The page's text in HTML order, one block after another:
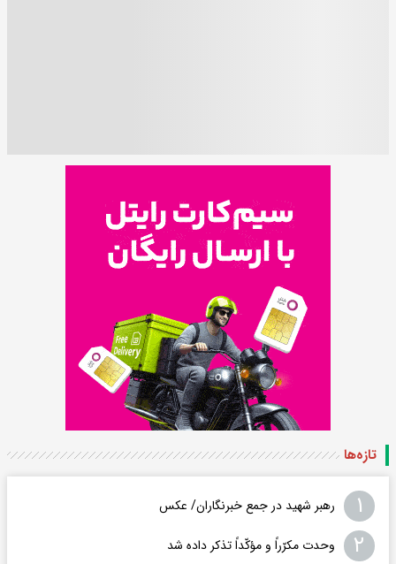
تازه‌ها
۱ رهبر شهید در جمع خبرنگاران/ عکس
۲ وحدت مکرّراً و مؤکّداً تذکر داده شد